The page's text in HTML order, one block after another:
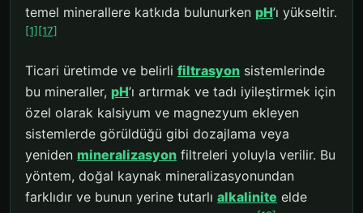
temel minerallere katkıda bulunurken pH’ı yükseltir.
[1] [17]
Ticari üretimde ve belirli filtrasyon sistemlerinde
bu mineraller, pH’ı artırmak ve tadı iyileştirmek için
özel olarak kalsiyum ve magnezyum ekleyen
sistemlerde görüldüğü gibi dozajlama veya
yeniden mineralizasyon filtreleri yoluyla verilir. Bu
yöntem, doğal kaynak mineralizasyonundan
farklıdır ve bunun yerine tutarlı alkalinite elde